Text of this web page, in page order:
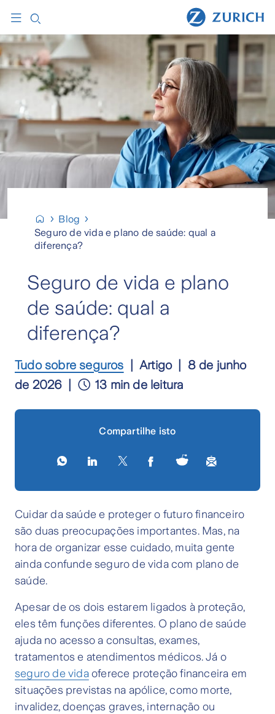
Blog
Seguro de vida e plano de saúde: qual a
diferença?
Seguro de vida e plano
de saúde: qual a
diferença?
Tudo sobre seguros Artigo
8 de junho
de 2026
13 min de leitura
Compartilhe isto
Cuidar da saúde e proteger o futuro financeiro
são duas preocupações importantes. Mas, na
hora de organizar esse cuidado, muita gente
ainda confunde seguro de vida com plano de
saúde.
Apesar de os dois estarem ligados à proteção,
eles têm funções diferentes. O plano de saúde
ajuda no acesso a consultas, exames,
tratamentos e atendimentos médicos. Já o
seguro de vidaoferece proteção financeira em
situações previstas na apólice, como morte,
invalidez, doenças graves, internação ou